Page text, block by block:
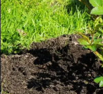
n
d
a
n
e
m
a
i